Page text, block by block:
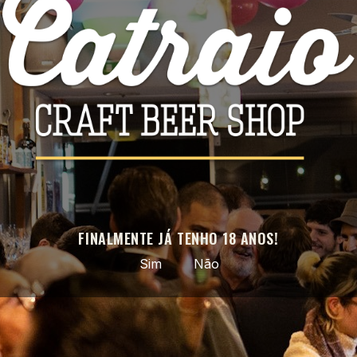
Facebook
Instagram
APROVEITE AS NOSSAS ÚLTIMAS NOVIDADES E OFERTAS
ESPECIAIS
Pode cancelar a subscrição a qualquer momento. Para tal, consulte a
nossa informação de contacto na declaração legal.
Cerveja artesanal selecionada · do nacional ao mundo ·
entregas em todo o país
FINALMENTE JÁ TENHO 18 ANOS!
Sim Não